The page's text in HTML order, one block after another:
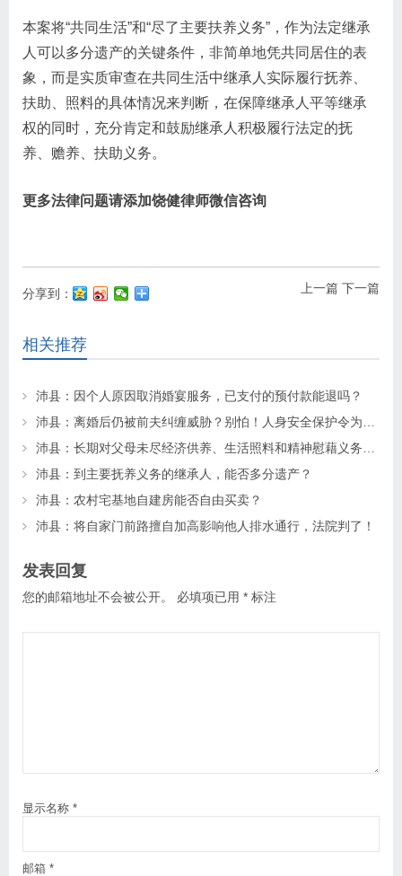
本案将“共同生活”和“尽了主要扶养义务”，作为法定继承
人可以多分遗产的关键条件，非简单地凭共同居住的表
象，而是实质审查在共同生活中继承人实际履行抚养、
扶助、照料的具体情况来判断，在保障继承人平等继承
权的同时，充分肯定和鼓励继承人积极履行法定的抚
养、赡养、扶助义务。
更多法律问题请添加饶健律师微信咨询
上一篇 下一篇
分享到：
相关推荐
沛县：因个人原因取消婚宴服务，已支付的预付款能退吗？
沛县：到主要抚养义务的继承人，能否多分遗产？
沛县：农村宅基地自建房能否自由买卖？
沛县：将自家门前路擅自加高影响他人排水通行，法院判了！
发表回复
您的邮箱地址不会被公开。 必填项已用 * 标注
显示名称 *
邮箱 *